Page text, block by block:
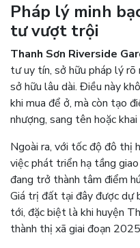
Pháp lý minh
tư vượt trội
Thanh Sơn Riverside
tư uy tín, sở hữu pháp lý rõ
sở hữu lâu dài. Điều này
khi mua để ở, mà còn tạo
nhượng, sang tên hoặc
Ngoài ra, với tốc độ đô thị
việc phát triển hạ tầng
đang trở thành tâm điểm
Giá trị đất tại đây được dự
tới, đặc biệt là khi huyện
thành thị xã giai đoạn